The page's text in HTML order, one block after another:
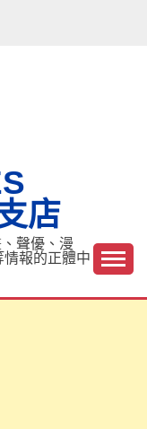
店
聲優、漫
報的正體中